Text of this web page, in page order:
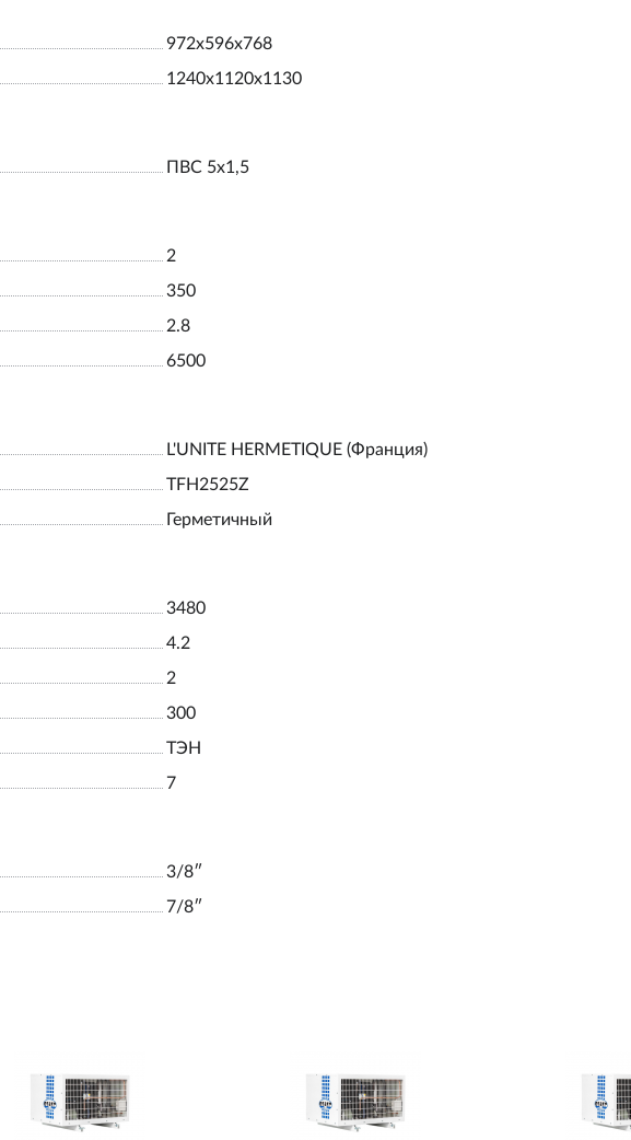
972x596x768
1240x1120x1130
ПВС 5х1,5
2
350
2.8
6500
L'UNITE HERMETIQUE (Франция)
TFH2525Z
Герметичный
3480
4.2
2
300
ТЭН
7
3/8ʺ
7/8ʺ